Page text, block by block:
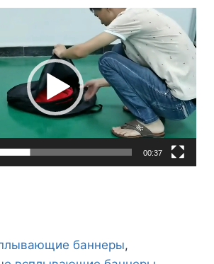
00:37
баннеры,